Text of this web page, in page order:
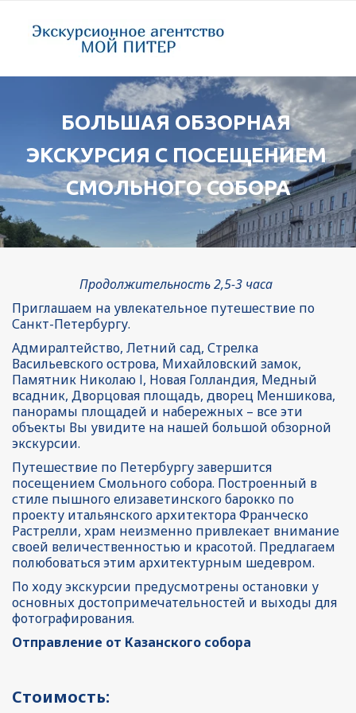
БОЛЬШАЯ ОБЗОРНАЯ
ЭКСКУРСИЯ С ПОСЕЩЕНИЕМ
СМОЛЬНОГО СОБОРА
Продолжительность 2,5-3 часа
Приглашаем на увлекательное путешествие по
Санкт-Петербургу.
Адмиралтейство, Летний сад, Стрелка
Васильевского острова, Михайловский замок,
Памятник Николаю l, Новая Голландия, Медный
всадник, Дворцовая площадь, дворец Меншикова,
панорамы площадей и набережных – все эти
объекты Вы увидите на нашей большой обзорной
экскурсии.
Путешествие по Петербургу завершится
посещением Смольного собора. Построенный в
стиле пышного елизаветинского барокко по
проекту итальянского архитектора Франческо
Растрелли, храм неизменно привлекает внимание
своей величественностью и красотой. Предлагаем
полюбоваться этим архитектурным шедевром.
По ходу экскурсии предусмотрены остановки у
основных достопримечательностей и выходы для
фотографирования.
Отправление от Казанского собора
Стоимость: